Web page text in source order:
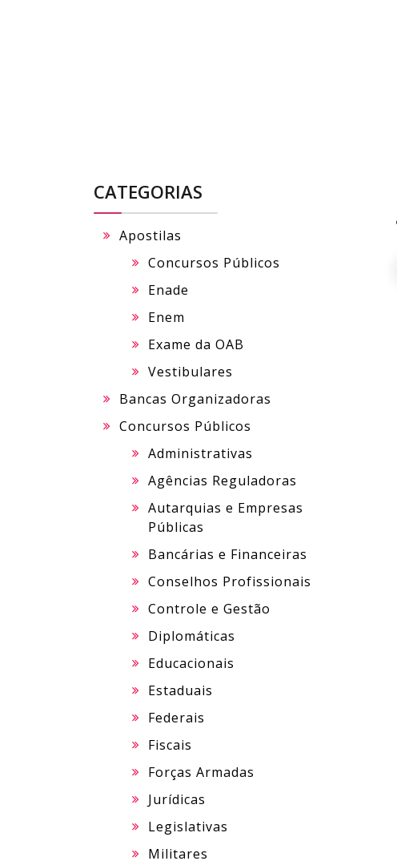
CATEGORIAS
Apostilas
Concursos Públicos
Enade
Enem
Exame da OAB
Vestibulares
Bancas Organizadoras
Concursos Públicos
Administrativas
Agências Reguladoras
Autarquias e Empresas
Públicas
Bancárias e Financeiras
Conselhos Profissionais
Controle e Gestão
Diplomáticas
Educacionais
Estaduais
Federais
Fiscais
Forças Armadas
Jurídicas
Legislativas
Militares